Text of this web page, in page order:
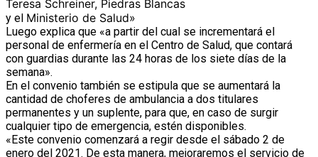
Teresa Schreiner, Piedras Blancas
y el Ministerio de Salud»
Luego explica que «a partir del cual se incrementará el
personal de enfermería en el Centro de Salud, que contará
con guardias durante las 24 horas de los siete días de la
semana».
En el convenio también se estipula que se aumentará la
cantidad de choferes de ambulancia a dos titulares
permanentes y un suplente, para que, en caso de surgir
cualquier tipo de emergencia, estén disponibles.
«Este convenio comenzará a regir desde el sábado 2 de
enero del 2021. De esta manera, mejoraremos el servicio de